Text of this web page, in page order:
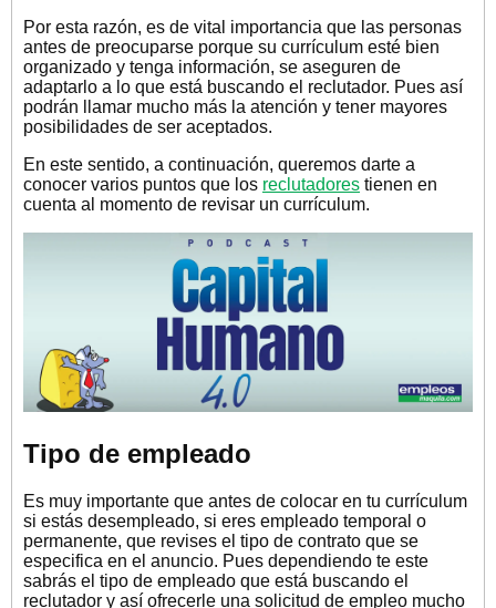
Por esta razón, es de vital importancia que las personas
antes de preocuparse porque su currículum esté bien
organizado y tenga información, se aseguren de
adaptarlo a lo que está buscando el reclutador. Pues así
podrán llamar mucho más la atención y tener mayores
posibilidades de ser aceptados.
En este sentido, a continuación, queremos darte a
conocer varios puntos que los reclutadores tienen en
cuenta al momento de revisar un currículum.
Tipo de empleado
Es muy importante que antes de colocar en tu currículum
si estás desempleado, si eres empleado temporal o
permanente, que revises el tipo de contrato que se
especifica en el anuncio. Pues dependiendo te este
sabrás el tipo de empleado que está buscando el
reclutador y así ofrecerle una solicitud de empleo mucho